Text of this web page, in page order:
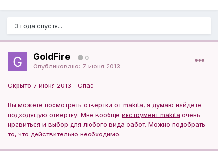
3 года спустя...
GoldFire 0
Опубликовано: 7 июня 2013
Скрыто 7 июня 2013 - Спас
Вы можете посмотреть отвертки от makita, я думаю найдете
подходящую отвертку. Мне вообще инструмент makita очень
нравиться и выбор для любого вида работ. Можно подобрать
то, что действительно необходимо.